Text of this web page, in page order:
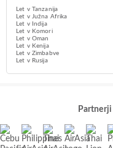
Let v Tanzanija
Let v Južna Afrika
Let v Indija
Let v Komori
Let v Oman
Let v Kenija
Let v Zimbabve
Let v Rusija